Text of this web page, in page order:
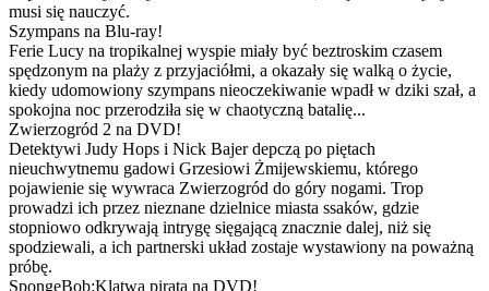
musi się nauczyć.
Szympans na Blu-ray!
Ferie Lucy na tropikalnej wyspie miały być beztroskim czasem
spędzonym na plaży z przyjaciółmi, a okazały się walką o życie,
kiedy udomowiony szympans nieoczekiwanie wpadł w dziki szał, a
spokojna noc przerodziła się w chaotyczną batalię...
Zwierzogród 2 na DVD!
Detektywi Judy Hops i Nick Bajer depczą po piętach
nieuchwytnemu gadowi Grzesiowi Żmijewskiemu, którego
pojawienie się wywraca Zwierzogród do góry nogami. Trop
prowadzi ich przez nieznane dzielnice miasta ssaków, gdzie
stopniowo odkrywają intrygę sięgającą znacznie dalej, niż się
spodziewali, a ich partnerski układ zostaje wystawiony na poważną
próbę.
SpongeBob:Klątwa pirata na DVD!